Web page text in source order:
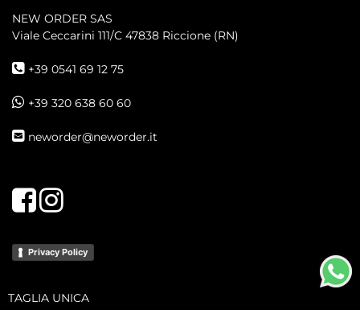
TAGLIA UNICA
NEW ORDER SAS
Viale Ceccarini 111/C 47838 Riccione (RN)
+39 0541 69 12 75
+39 320 638 60 60
neworder@neworder.it
FacebookInstagram
Privacy Policy